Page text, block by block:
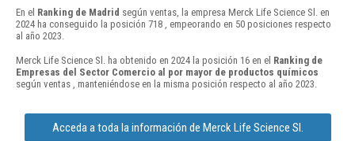
En el Ranking de Madrid según ventas, la empresa Merck Life Science Sl. en
2024 ha conseguido la posición 718 , empeorando en 50 posiciones respecto
al año 2023.
Merck Life Science Sl. ha obtenido en 2024 la posición 16 en el Ranking de
Empresas del Sector Comercio al por mayor de productos químicos
según ventas , manteniéndose en la misma posición respecto al año 2023.
Acceda a toda la información de Merck Life Science Sl.